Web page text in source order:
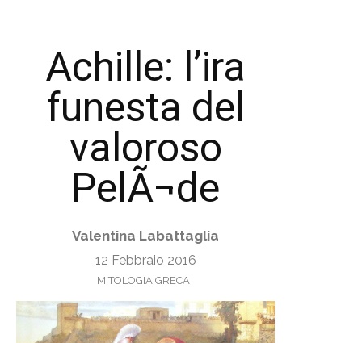
Achille: l’ira
funesta del
valoroso
PelÃ¬de
Valentina Labattaglia
12 Febbraio 2016
MITOLOGIA GRECA